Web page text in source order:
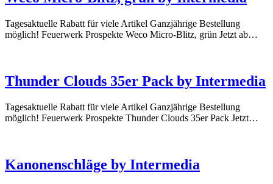
Tagesaktuelle Rabatt für viele Artikel Ganzjährige Bestellung
möglich! Feuerwerk Prospekte Weco Micro-Blitz, grün Jetzt ab…
Thunder Clouds 35er Pack by Intermedia
Tagesaktuelle Rabatt für viele Artikel Ganzjährige Bestellung
möglich! Feuerwerk Prospekte Thunder Clouds 35er Pack Jetzt…
Kanonenschläge by Intermedia